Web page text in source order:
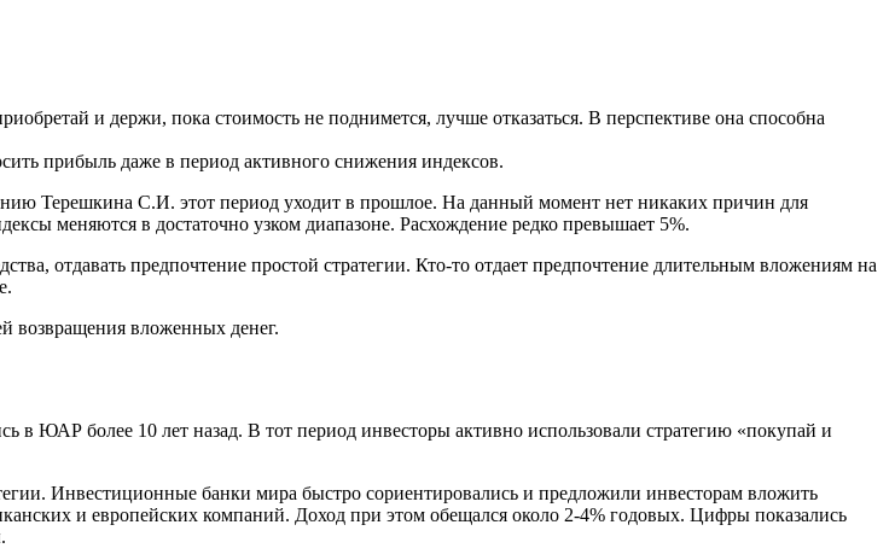
и держи, пока стоимость не поднимется, лучше отказаться. В перспективе она способна
прибыль даже в период активного снижения индексов.
Терешкина С.И. этот период уходит в прошлое. На данный момент нет никаких причин для
меняются в достаточно узком диапазоне. Расхождение редко превышает 5%.
отдавать предпочтение простой стратегии. Кто-то отдает предпочтение длительным вложениям на
возвращения вложенных денег.
в ЮАР более 10 лет назад. В тот период инвесторы активно использовали стратегию «покупай и
Инвестиционные банки мира быстро сориентировались и предложили инвесторам вложить
и европейских компаний. Доход при этом обещался около 2-4% годовых. Цифры показались